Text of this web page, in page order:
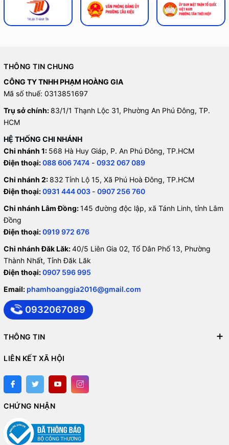
THÔNG TIN CHUNG
CÔNG TY TNHH PHẠM HOÀNG GIA
Mã số thuế: 0313851697
Trụ sở chính: 83/1/1 Thạnh Lộc 31, Phường An Phú Đông, TP.
HCM
HỆ THỐNG CHI NHÁNH
Chi nhánh 1: 568 Hà Huy Giáp, P. An Phú Đông, TP.HCM
Điện thoại:088 606 7474 - 0932 067 089
Chi nhánh 2: 832 Tỉnh Lộ 15, Xã Phú Hoà Đông, TP.HCM
Điện thoại:0931 444 003 - 0907 256 760
Chi nhánh Lâm Đồng:145 đường độc lập, xã Tánh Linh, tỉnh Lâm
Đồng
Điện thoại:0919 972 676
Chi nhánh Đăk Lăk:40/5 Liên Gia 02, Tổ Dân Phố 13, Phường
Thành Nhất, Tỉnh Đăk Lăk
Điện thoại:0907 596 995
Email: phamhoanggia2016@gmail.com
0932067089
THÔNG TIN
LIÊN KẾT XÃ HỘI
CHỨNG NHẬN